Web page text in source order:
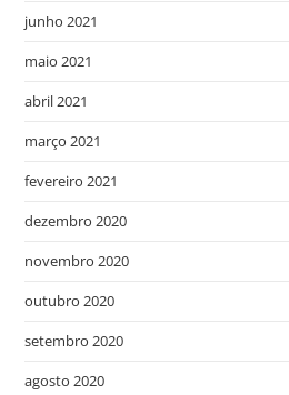
junho 2021
maio 2021
abril 2021
março 2021
fevereiro 2021
dezembro 2020
novembro 2020
outubro 2020
setembro 2020
agosto 2020